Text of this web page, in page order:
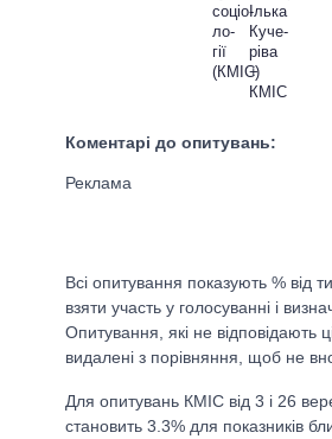
соціо­
ло­
гії
(КМІС)
Ілька
Куче­
ріва
+
КМІС
Коментарі до опитувань:
Всі опитування показують % від
взяти участь у голосуванні і
Опитування, які не відповідають
видалені з порівняння, щоб не
Для опитувань КМІС від 3 і 26
становить 3.3% для показників